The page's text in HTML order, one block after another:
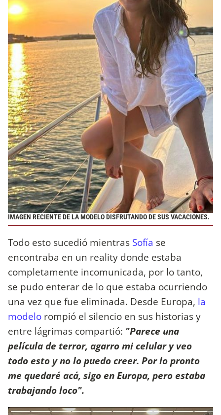
IMAGEN RECIENTE DE LA MODELO DISFRUTANDO DE SUS VACACIONES.
Todo esto sucedió mientras Sofía se
encontraba en un reality donde estaba
completamente incomunicada, por lo tanto,
se pudo enterar de lo que estaba ocurriendo
una vez que fue eliminada. Desde Europa, la
modelo rompió el silencio en sus historias y
entre lágrimas compartió: "Parece una
película de terror, agarro mi celular y veo
todo esto y no lo puedo creer. Por lo pronto
me quedaré acá, sigo en Europa, pero estaba
trabajando loco".